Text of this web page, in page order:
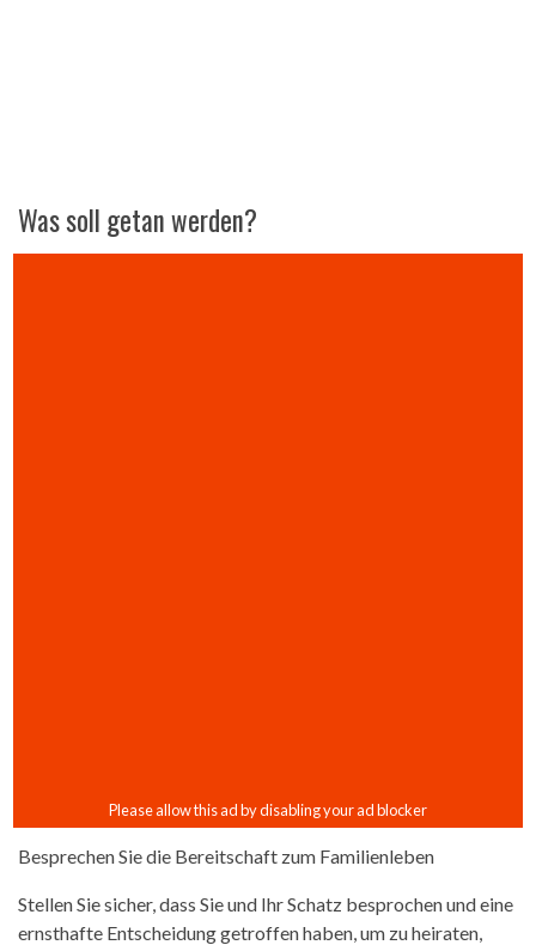
Was soll getan werden?
Besprechen Sie die Bereitschaft zum Familienleben
Stellen Sie sicher, dass Sie und Ihr Schatz besprochen und eine
ernsthafte Entscheidung getroffen haben, um zu heiraten,